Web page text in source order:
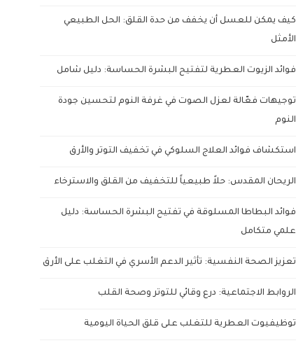
كيف يمكن للعسل أن يخفف من حدة القلق: الحل الطبيعي
الأمثل
فوائد الزيوت العطرية لتفتيح البشرة الحساسة: دليل شامل
توجيهات فعّالة لعزل الصوت في غرفة النوم لتحسين جودة
النوم
استكشاف فوائد العلاج السلوكي في تخفيف التوتر والأرق
الريحان المقدس: حلاً طبيعياً للتخفيف من القلق والاسترخاء
فوائد البطاطا المسلوقة في تفتيح البشرة الحساسة: دليل
علمي متكامل
تعزيز الصحة النفسية: تأثير الدعم الأسري في التغلب على الأرق
الروابط الاجتماعية: درع وقائي للتوتر وصحة القلب
توظيفيوت العطرية للتغلب على قلق الحياة اليومية